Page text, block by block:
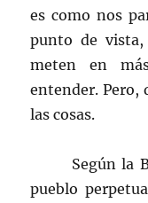
es como nos
punto de vista,
meten en
entender. Pero,
las cosas.
Según la
pueblo